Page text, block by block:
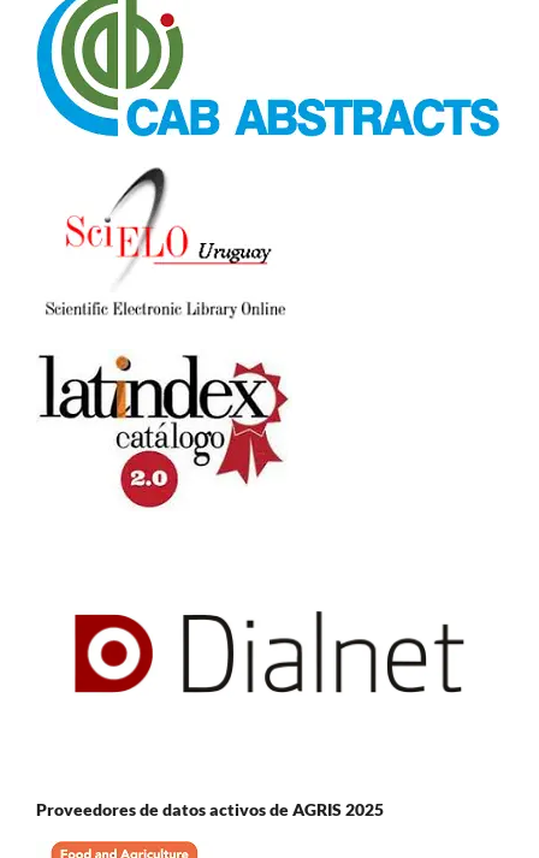
Proveedores de datos activos de AGRIS 2025